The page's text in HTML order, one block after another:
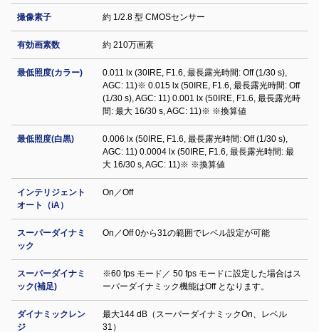
撮像素子 約 1/2.8 型 CMOSセンサー
有効画素数 約 210万画素
最低照度(カラー)
0.011 lx (30IRE, F1.6, 最長露光時間: Off (1/30 s),
AGC: 11)※ 0.015 lx (50IRE, F1.6, 最長露光時間: Off
(1/30 s), AGC: 11) 0.001 lx (50IRE, F1.6, 最長露光時
間: 最大 16/30 s, AGC: 11)※ ※換算値
最低照度(白黒)
0.006 lx (50IRE, F1.6, 最長露光時間: Off (1/30 s),
AGC: 11) 0.0004 lx (50IRE, F1.6, 最長露光時間: 最
大 16/30 s, AGC: 11)※ ※換算値
インテリジェント
オート（iA）
On／Off
スーパーダイナミ
ック
On／Off 0から31の範囲でレベル設定が可能
スーパーダイナミ
ック(補足)
※60 fps モード／ 50 fps モードに設定した場合はス
ーパーダイナミック機能はOff となります。
ダイナミックレン
ジ
最大144 dB（スーパーダイナミックOn、レベル
31）